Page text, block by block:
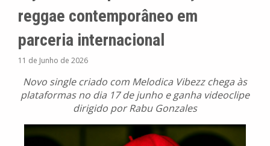
reggae contemporâneo em
parceria internacional
11 de Junho de 2026
Novo single criado com Melodica Vibezz chega às
plataformas no dia 17 de junho e ganha videoclipe
dirigido por Rabu Gonzales